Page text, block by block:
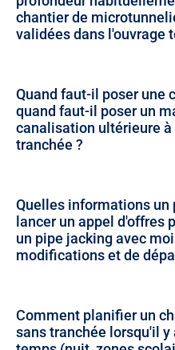
chantier de
validées dans l'ouvrage
Quand faut-il poser une
quand faut-il poser un
canalisation ultérieure
tranchée ?
Quelles informations
lancer un appel d'offres
un pipe jacking avec
modifications et de
Comment planifier un
sans tranchée lorsqu'il